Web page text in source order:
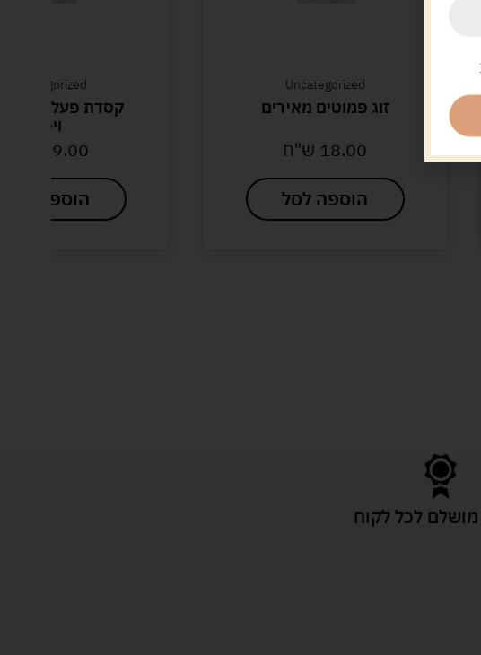
Uncategorized
זוג פמוטים מאירים
18.00 ש"ח
הוספה לסל
Uncategorized
קסדת פעלולים
ויפר
89.00
הוספה לסל
לכל לקוח